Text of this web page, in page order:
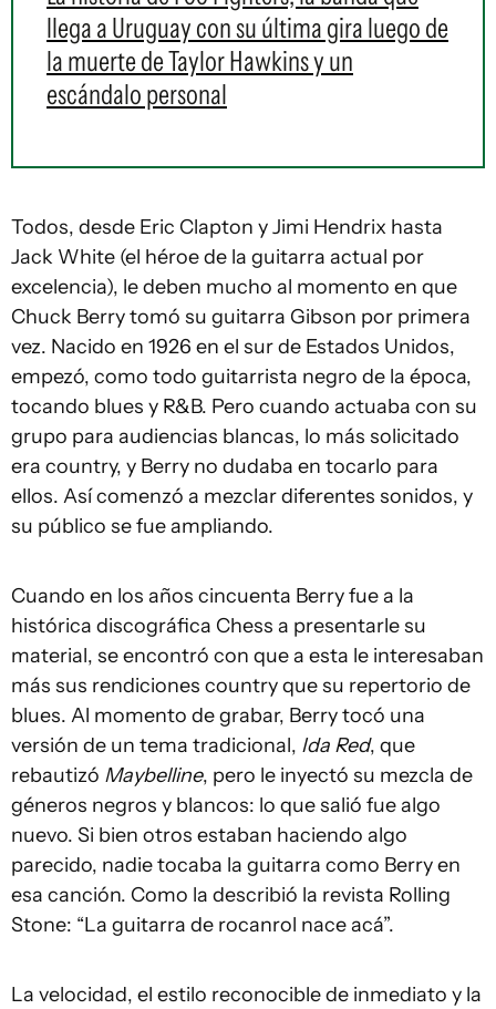
llega a Uruguay con su última gira luego de
la muerte de Taylor Hawkins y un
escándalo personal
Todos, desde Eric Clapton y Jimi Hendrix hasta
Jack White (el héroe de la guitarra actual por
excelencia), le deben mucho al momento en que
Chuck Berry tomó su guitarra Gibson por primera
vez. Nacido en 1926 en el sur de Estados Unidos,
empezó, como todo guitarrista negro de la época,
tocando blues y R&B. Pero cuando actuaba con su
grupo para audiencias blancas, lo más solicitado
era country, y Berry no dudaba en tocarlo para
ellos. Así comenzó a mezclar diferentes sonidos, y
su público se fue ampliando.
Cuando en los años cincuenta Berry fue a la
histórica discográfica Chess a presentarle su
material, se encontró con que a esta le interesaban
más sus rendiciones country que su repertorio de
blues. Al momento de grabar, Berry tocó una
versión de un tema tradicional, Ida Red, que
rebautizó Maybelline, pero le inyectó su mezcla de
géneros negros y blancos: lo que salió fue algo
nuevo. Si bien otros estaban haciendo algo
parecido, nadie tocaba la guitarra como Berry en
esa canción. Como la describió la revista Rolling
Stone: “La guitarra de rocanrol nace acá”.
La velocidad, el estilo reconocible de inmediato y la